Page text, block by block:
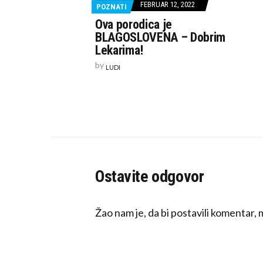
POZNATI FEBRUAR 12, 2022
Ova porodica je
BLAGOSLOVENA – Dobrim
Lekarima!
by LUDI
Ostavite odgovor
Žao nam je, da bi postavili komentar,